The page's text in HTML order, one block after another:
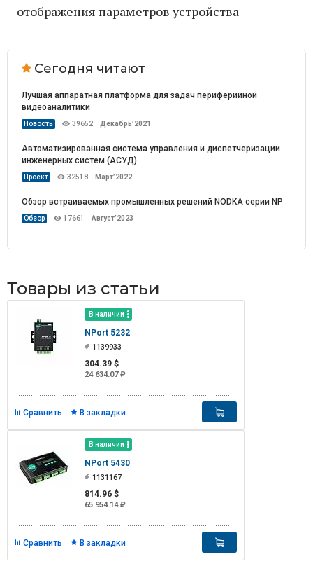
отображения параметров устройства
Сегодня читают
Лучшая аппаратная платформа для задач периферийной
видеоаналитики
Новость 39652 Декабрь’2021
Автоматизированная система управления и диспетчеризации
инженерных систем (АСУД)
Проект 32518 Март’2022
Обзор встраиваемых промышленных решений NODKA серии NP
Обзор 17661 Август’2023
Товары из статьи
В наличии
NPort 5232
1139933
304.39 $
24 634.07 ₽
Сравнить В закладки
В наличии
NPort 5430
1131167
814.96 $
65 954.14 ₽
Сравнить В закладки